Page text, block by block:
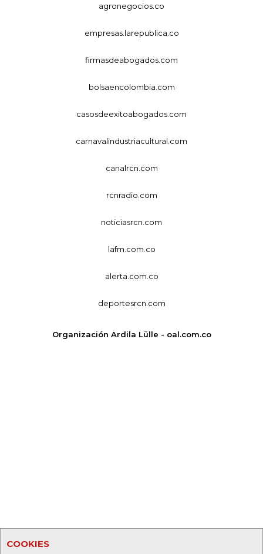
COOKIES
agronegocios.co
empresas.larepublica.co
firmasdeabogados.com
bolsaencolombia.com
casosdeexitoabogados.com
carnavalindustriacultural.com
canalrcn.com
rcnradio.com
noticiasrcn.com
lafm.com.co
alerta.com.co
deportesrcn.com
Organización Ardila Lülle - oal.com.co